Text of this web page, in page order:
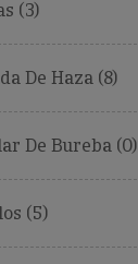
(3)
De Haza (8)
De Bureba (0)
(5)